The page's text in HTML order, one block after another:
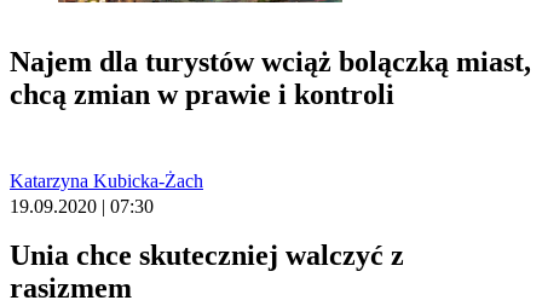
Najem dla turystów wciąż bolączką miast,
chcą zmian w prawie i kontroli
Katarzyna Kubicka-Żach
19.09.2020 | 07:30
Unia chce skuteczniej walczyć z
rasizmem